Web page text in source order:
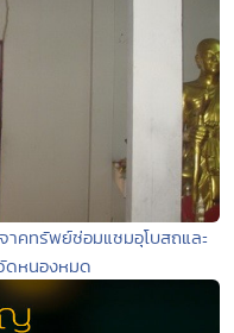
คทรัพย์ซ่อมแซมอุโบสถและ
ดหนองหมด